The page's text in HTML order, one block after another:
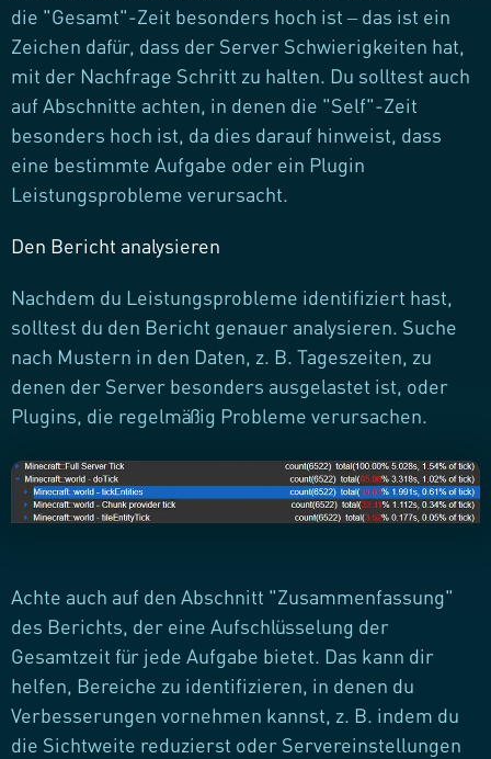
die "Gesamt"-Zeit besonders hoch ist – das ist ein
Zeichen dafür, dass der Server Schwierigkeiten hat,
mit der Nachfrage Schritt zu halten. Du solltest auch
auf Abschnitte achten, in denen die "Self"-Zeit
besonders hoch ist, da dies darauf hinweist, dass
eine bestimmte Aufgabe oder ein Plugin
Leistungsprobleme verursacht.
Den Bericht analysieren
Nachdem du Leistungsprobleme identifiziert hast,
solltest du den Bericht genauer analysieren. Suche
nach Mustern in den Daten, z. B. Tageszeiten, zu
denen der Server besonders ausgelastet ist, oder
Plugins, die regelmäßig Probleme verursachen.
Achte auch auf den Abschnitt "Zusammenfassung"
des Berichts, der eine Aufschlüsselung der
Gesamtzeit für jede Aufgabe bietet. Das kann dir
helfen, Bereiche zu identifizieren, in denen du
Verbesserungen vornehmen kannst, z. B. indem du
die Sichtweite reduzierst oder Servereinstellungen